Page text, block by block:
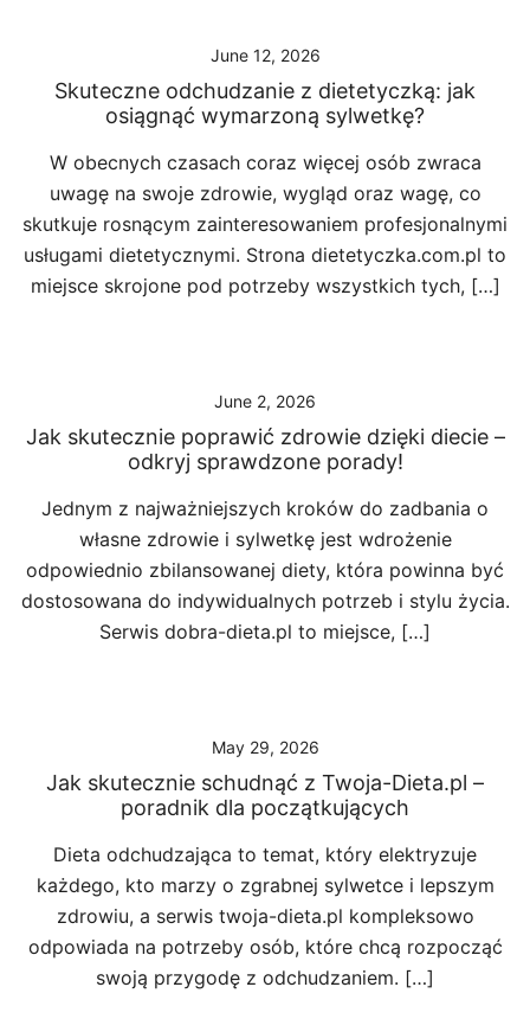
June 12, 2026
Skuteczne odchudzanie z dietetyczką: jak
osiągnąć wymarzoną sylwetkę?
W obecnych czasach coraz więcej osób zwraca
uwagę na swoje zdrowie, wygląd oraz wagę, co
skutkuje rosnącym zainteresowaniem profesjonalnymi
usługami dietetycznymi. Strona dietetyczka.com.pl to
miejsce skrojone pod potrzeby wszystkich tych, […]
June 2, 2026
Jak skutecznie poprawić zdrowie dzięki diecie –
odkryj sprawdzone porady!
Jednym z najważniejszych kroków do zadbania o
własne zdrowie i sylwetkę jest wdrożenie
odpowiednio zbilansowanej diety, która powinna być
dostosowana do indywidualnych potrzeb i stylu życia.
Serwis dobra-dieta.pl to miejsce, […]
May 29, 2026
Jak skutecznie schudnąć z Twoja-Dieta.pl –
poradnik dla początkujących
Dieta odchudzająca to temat, który elektryzuje
każdego, kto marzy o zgrabnej sylwetce i lepszym
zdrowiu, a serwis twoja-dieta.pl kompleksowo
odpowiada na potrzeby osób, które chcą rozpocząć
swoją przygodę z odchudzaniem. […]